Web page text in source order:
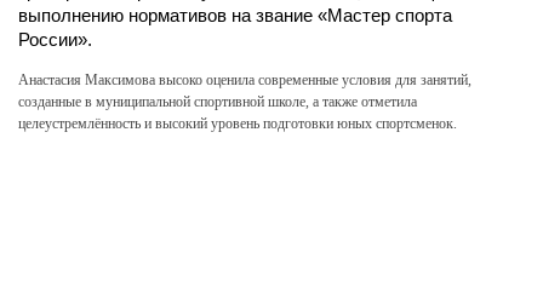
выполнению нормативов на звание «Мастер спорта
России».
Анастасия Максимова высоко оценила современные условия для занятий,
созданные в муниципальной спортивной школе, а также отметила
целеустремлённость и высокий уровень подготовки юных спортсменок.